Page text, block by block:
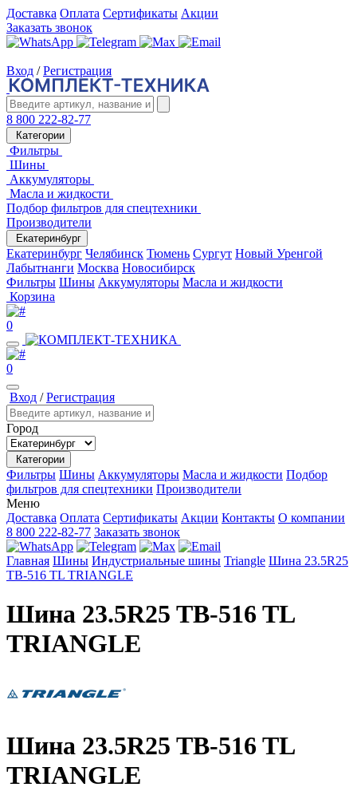
Доставка Оплата Сертификаты Акции
Заказать звонок
Вход / Регистрация
8 800 222-82-77
Категории
Фильтры
Шины
Аккумуляторы
Масла и жидкости
Подбор фильтров для спецтехники
Производители
Екатеринбург
Екатеринбург Челябинск Тюмень Сургут Новый Уренгой
Лабытнанги Москва Новосибирск
Фильтры Шины Аккумуляторы Масла и жидкости
Корзина
0
0
Вход /Регистрация
Город
Категории
Фильтры Шины Аккумуляторы Масла и жидкости Подбор
фильтров для спецтехники Производители
Меню
Доставка Оплата Сертификаты Акции Контакты О компании
8 800 222-82-77 Заказать звонок
Главная Шины Индустриальные шины Triangle Шина 23.5R25
TB-516 TL TRIANGLE
Шина 23.5R25 TB-516 TL
TRIANGLE
Шина 23.5R25 TB-516 TL
TRIANGLE